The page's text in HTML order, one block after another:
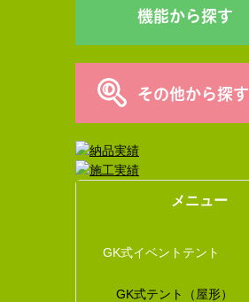
機能から探す
その他から探す
メニュー
GK式イベントテント
GK式テント（屋形）